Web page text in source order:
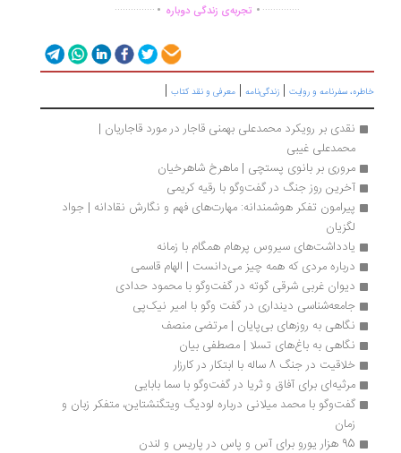
............... تجربه‌ی زندگی دوباره ..............
سفرنامه‌ و روایت|زندگی‌نامه |معرفی و نقد کتاب|
نقدی بر رویکرد محمدعلی بهمنی قاجار در مورد قاجاریان |
محمدعلی غیبی
مروری بر بانوی پستچی | ماهرخ شاهرخیان
آخرین روز جنگ در گفت‌وگو با رقیه کریمی
پیرامون تفکر هوشمندانه: مهارت‏‌های فهم و نگارش نقادانه | جواد
یادداشت‌های سیروس پرهام همگام با زمانه
درباره مردی که همه چیز می‌دانست | الهام قاسمی
دیوان غربی شرقی گوته در گفت‌وگو با محمود حدادی
جامعه‌شناسی دینداری در گفت ‌وگو با امیر نیک‌پی
نگاهی به روزهای بی‌پایان | مرتضی منصف
نگاهی به باغ‌های تسلا | مصطفی بیان
خلاقیت در جنگ 8 ساله با ابتکار در کارزار
مرثیه‌ای برای آفاق و ثریا در گفت‌وگو با سما بابایی
گفت‌وگو با محمد میلانی درباره لودیگ ویتگنشتاین، متفكر زبان و